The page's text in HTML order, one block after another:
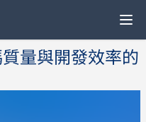
量與開發效率的